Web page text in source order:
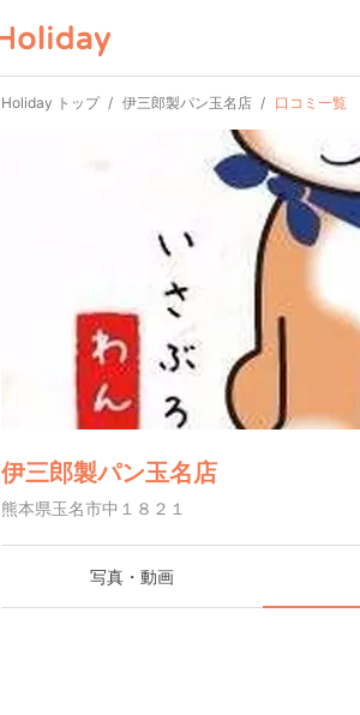
Holiday トップ 伊三郎製パン玉名店 口コミ一覧
伊三郎製パン玉名店
熊本県玉名市中１８２１
写真・動画